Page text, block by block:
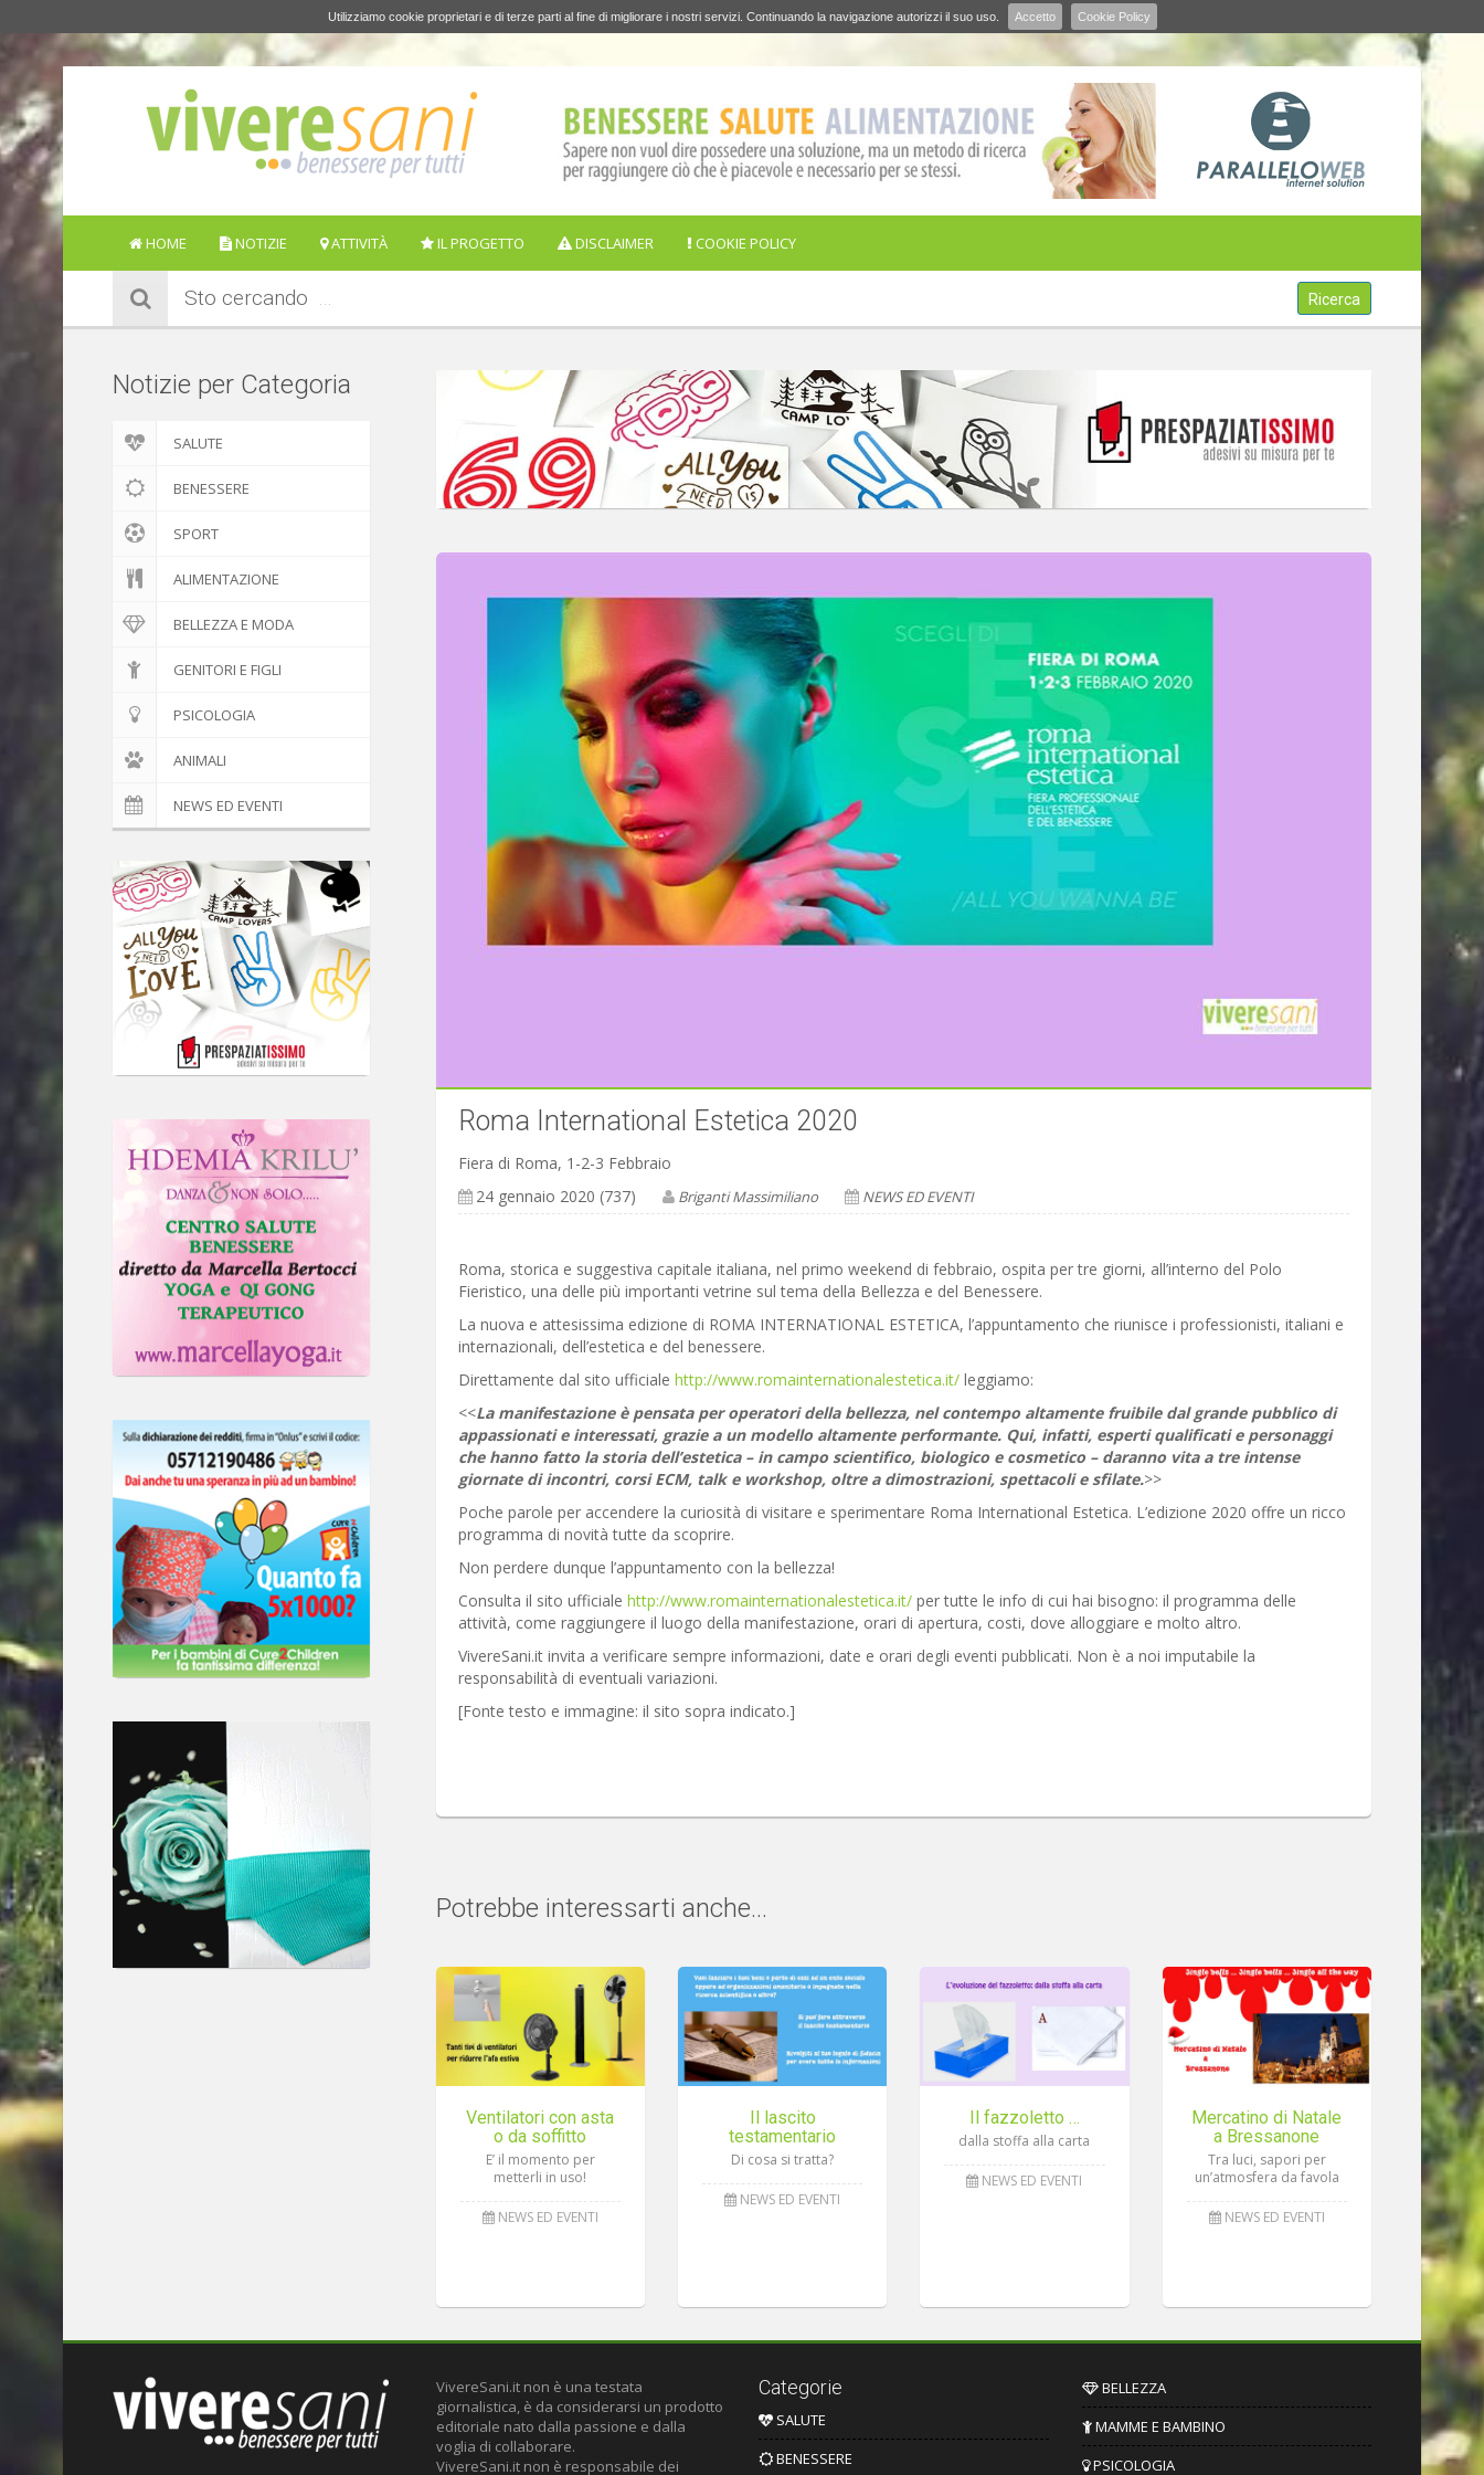
Utilizziamo cookie proprietari e di terze parti al fine di migliorare i nostri servizi. Continuando la navigazione autorizzi il suo uso. Accetto Cookie Policy
HOME NOTIZIE ATTIVITÀ IL PROGETTO DISCLAIMER COOKIE POLICY
Sto cercando Ricerca
Notizie per Categoria
SALUTE
BENESSERE
SPORT
ALIMENTAZIONE
BELLEZZA E MODA
GENITORI E FIGLI
PSICOLOGIA
ANIMALI
NEWS ED EVENTI
Roma International Estetica 2020
Fiera di Roma, 1-2-3 Febbraio
24 gennaio 2020 (737)
Briganti Massimiliano NEWS ED EVENTI
Roma, storica e suggestiva capitale italiana, nel primo weekend di febbraio, ospita per tre giorni, all’interno del Polo
Fieristico, una delle più importanti vetrine sul tema della Bellezza e del Benessere.
La nuova e attesissima edizione di ROMA INTERNATIONAL ESTETICA, l’appuntamento che riunisce i professionisti, italiani e
internazionali, dell’estetica e del benessere.
Direttamente dal sito ufficiale http://www.romainternationalestetica.it/leggiamo:
<<La manifestazione è pensata per operatori della bellezza, nel contempo altamente fruibile dal grande pubblico di
appassionati e interessati, grazie a un modello altamente performante. Qui, infatti, esperti qualificati e personaggi
che hanno fatto la storia dell’estetica – in campo scientifico, biologico e cosmetico – daranno vita a tre intense
giornate di incontri, corsi ECM, talk e workshop, oltre a dimostrazioni, spettacoli e sfilate.>>
Poche parole per accendere la curiosità di visitare e sperimentare Roma International Estetica. L’edizione 2020 offre un ricco
programma di novità tutte da scoprire.
Non perdere dunque l’appuntamento con la bellezza!
Consulta il sito ufficiale http://www.romainternationalestetica.it/per tutte le info di cui hai bisogno: il programma delle
attività, come raggiungere il luogo della manifestazione, orari di apertura, costi, dove alloggiare e molto altro.
VivereSani.it invita a verificare sempre informazioni, date e orari degli eventi pubblicati. Non è a noi imputabile la
responsabilità di eventuali variazioni.
[Fonte testo e immagine: il sito sopra indicato.]
Potrebbe interessarti anche...
Ventilatori con asta
o da soffitto
E’ il momento per
metterli in uso!
NEWS ED EVENTI
Il lascito
testamentario
Di cosa si tratta?
NEWS ED EVENTI
Il fazzoletto …
dalla stoffa alla carta
NEWS ED EVENTI
Mercatino di Natale
a Bressanone
Tra luci, sapori per
un’atmosfera da favola
NEWS ED EVENTI
VivereSani.it non è una testata
giornalistica, è da considerarsi un prodotto
editoriale nato dalla passione e dalla
voglia di collaborare.
VivereSani.it non è responsabile dei
Categorie
SALUTE
BENESSERE
BELLEZZA
MAMME E BAMBINO
PSICOLOGIA